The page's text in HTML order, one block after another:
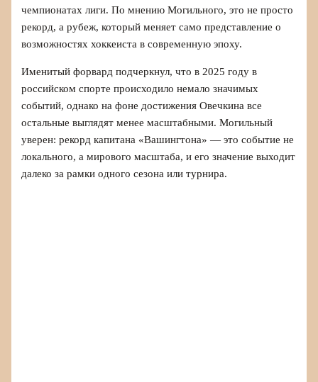
чемпионатах лиги. По мнению Могильного, это не просто
рекорд, а рубеж, который меняет само представление о
возможностях хоккеиста в современную эпоху.
Именитый форвард подчеркнул, что в 2025 году в
российском спорте происходило немало значимых
событий, однако на фоне достижения Овечкина все
остальные выглядят менее масштабными. Могильный
уверен: рекорд капитана «Вашингтона» — это событие не
локального, а мирового масштаба, и его значение выходит
далеко за рамки одного сезона или турнира.